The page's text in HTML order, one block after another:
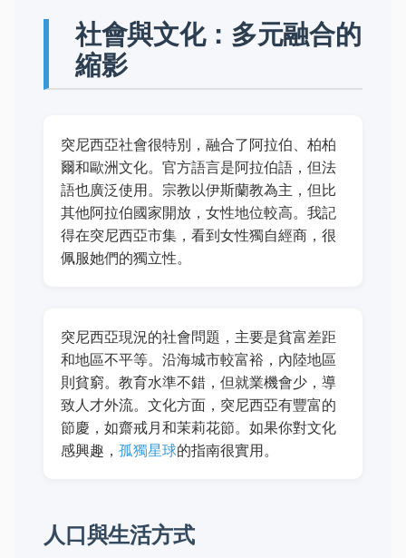
社會與文化：多元融合的
縮影
突尼西亞社會很特別，融合了阿拉伯、柏柏
爾和歐洲文化。官方語言是阿拉伯語，但法
語也廣泛使用。宗教以伊斯蘭教為主，但比
其他阿拉伯國家開放，女性地位較高。我記
得在突尼西亞市集，看到女性獨自經商，很
佩服她們的獨立性。
突尼西亞現況的社會問題，主要是貧富差距
和地區不平等。沿海城市較富裕，內陸地區
則貧窮。教育水準不錯，但就業機會少，導
致人才外流。文化方面，突尼西亞有豐富的
節慶，如齋戒月和茉莉花節。如果你對文化
感興趣，孤獨星球的指南很實用。
人口與生活方式